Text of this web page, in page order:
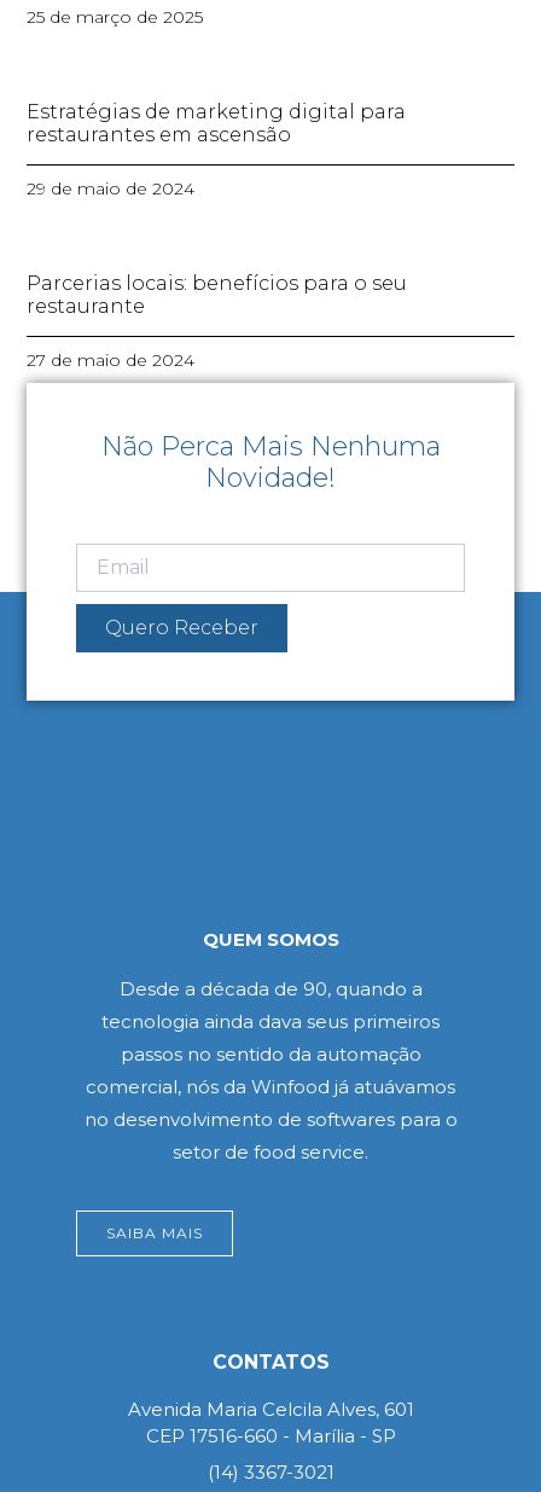
25 de março de 2025
Estratégias de marketing digital para
restaurantes em ascensão
29 de maio de 2024
Parcerias locais: benefícios para o seu
restaurante
27 de maio de 2024
Não Perca Mais Nenhuma
Novidade!
Quero Receber
QUEM SOMOS
Desde a década de 90, quando a
tecnologia ainda dava seus primeiros
passos no sentido da automação
comercial, nós da Winfood já atuávamos
no desenvolvimento de softwares para o
setor de food service.
SAIBA MAIS
CONTATOS
Avenida Maria Celcila Alves, 601
CEP 17516-660 - Marília - SP
(14) 3367-3021